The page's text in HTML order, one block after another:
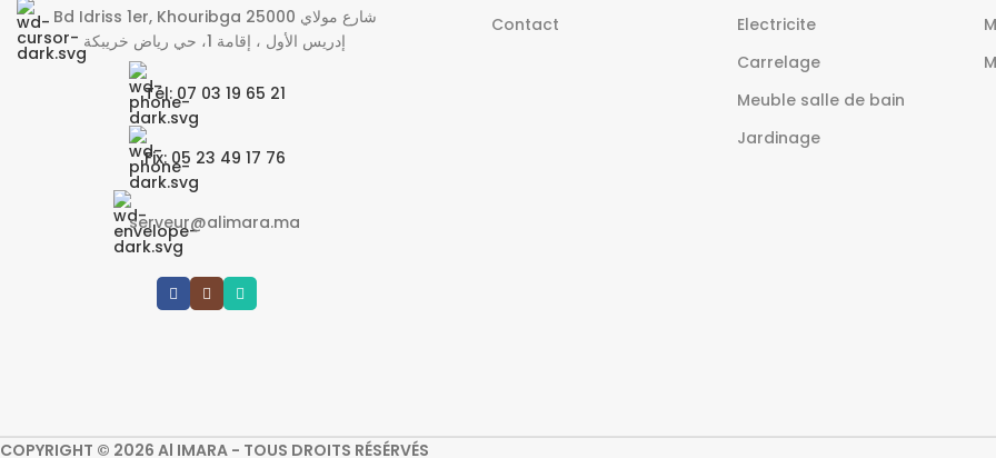
Bd Idriss 1er, Khouribga 25000 شارع مولاي
إدريس الأول ، إقامة 1، حي رياض خريبكة
Tél: 07 03 19 65 21
Fix: 05 23 49 17 76
serveur@alimara.ma
Contact
Electricite
Carrelage
Meuble salle de bain
Jardinage
COPYRIGHT © 2026 Al IMARA - TOUS DROITS RÉSÉRVÉS